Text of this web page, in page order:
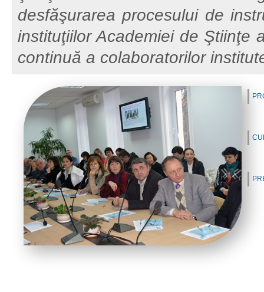
desfăşurarea procesului de
instituţiilor Academiei de Ştiinţe
continuă a colaboratorilor